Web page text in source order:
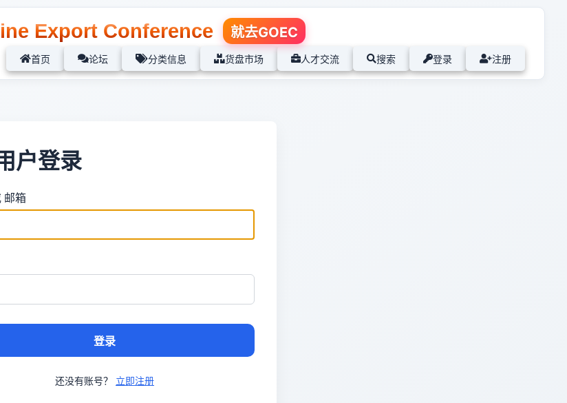
Export Conference 就去GOEC
首页 论坛 分类信息 货盘市场 人才交流 搜索 登录 注册
户登录
邮箱
登录
还没有账号？ 立即注册